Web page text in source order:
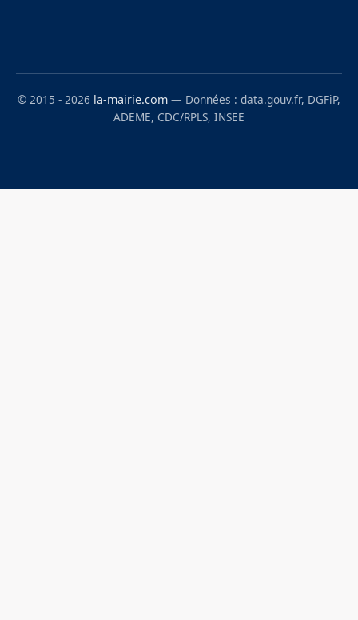
© 2015 - 2026 la-mairie.com — Données : data.gouv.fr, DGFiP,
ADEME, CDC/RPLS, INSEE